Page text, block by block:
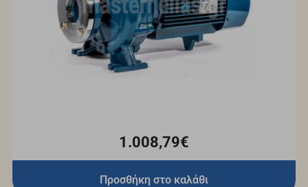
1.008,79€
Προσθήκη στο καλάθι